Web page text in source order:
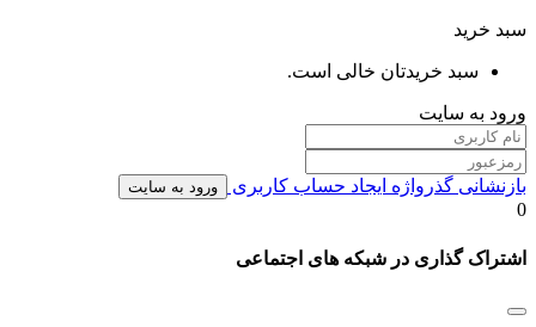
سبد خرید
سبد خریدتان خالی است.
ورود به سایت
بازنشانی گذرواژه ایجاد حساب کاربری ورود به سایت
0
اشتراک گذاری در شبکه های اجتماعی